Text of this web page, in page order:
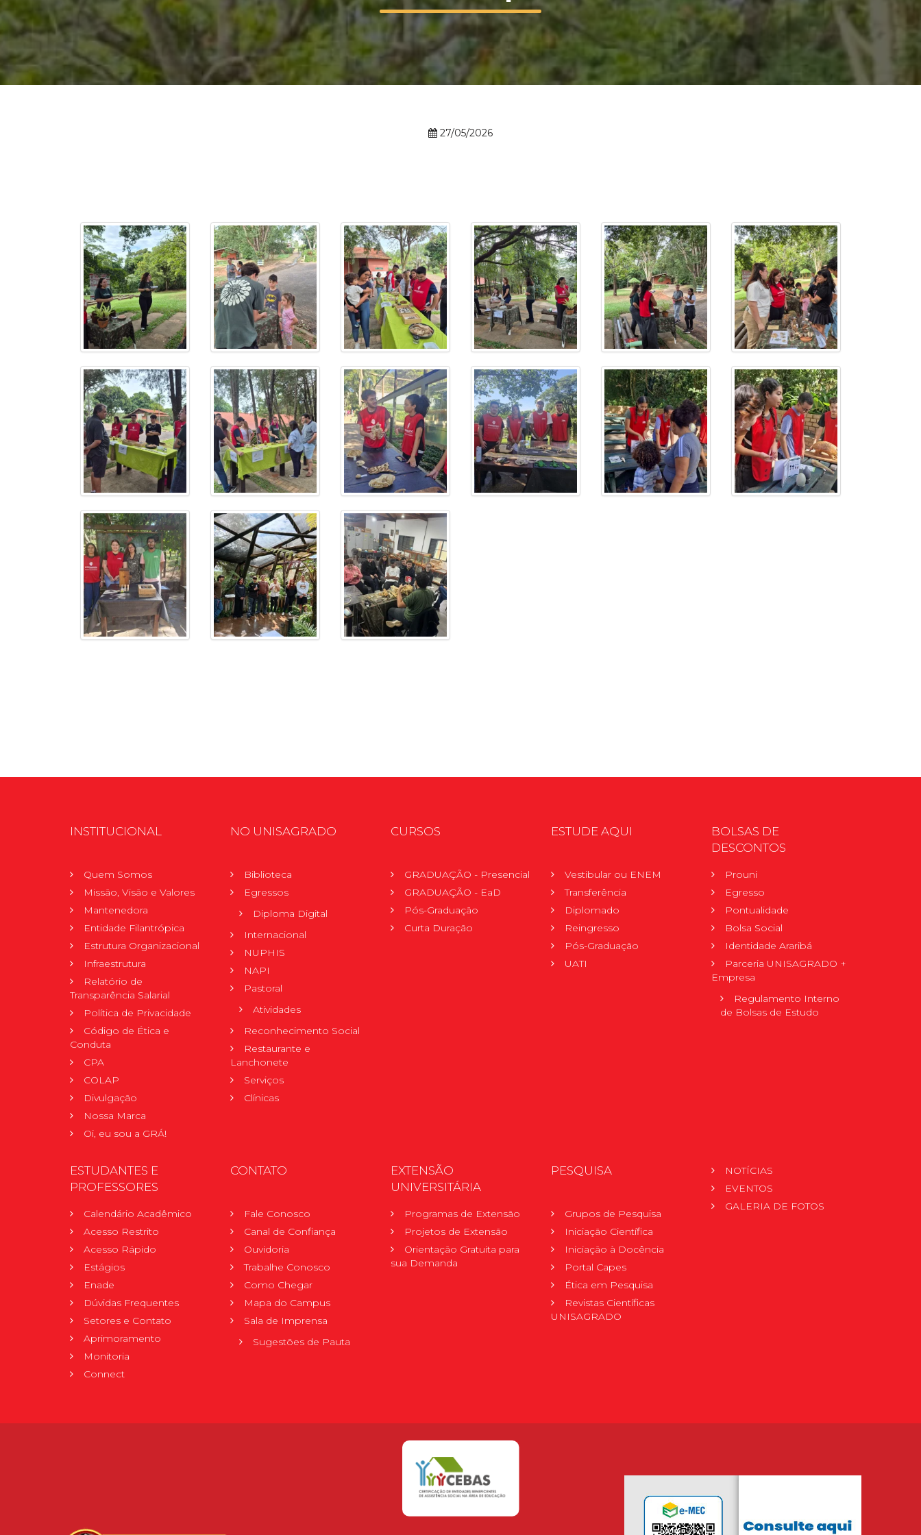
2ª Graduação Calendário acadêmico
27/05/2026
INSTITUCIONAL
Quem Somos
Missão, Visão e Valores
Mantenedora
Entidade Filantrópica
Estrutura Organizacional
Infraestrutura
Relatório de
Transparência Salarial
Política de Privacidade
Código de Ética e
Conduta
CPA
COLAP
Divulgação
Nossa Marca
Oi, eu sou a GRÁ!
NO UNISAGRADO
Biblioteca
Egressos
Diploma Digital
Internacional
NUPHIS
NAPI
Pastoral
Atividades
Reconhecimento Social
Restaurante e
Lanchonete
Serviços
Clínicas
CURSOS
GRADUAÇÃO - Presencial
GRADUAÇÃO - EaD
Pós-Graduação
Curta Duração
ESTUDE AQUI
Vestibular ou ENEM
Transferência
Diplomado
Reingresso
Pós-Graduação
UATI
BOLSAS DE
DESCONTOS
Prouni
Egresso
Pontualidade
Bolsa Social
Identidade Araribá
Parceria UNISAGRADO +
Empresa
Regulamento Interno
de Bolsas de Estudo
ESTUDANTES E
PROFESSORES
Calendário Acadêmico
Acesso Restrito
Acesso Rápido
Estágios
Enade
Dúvidas Frequentes
Setores e Contato
Aprimoramento
Monitoria
Connect
CONTATO
Fale Conosco
Canal de Confiança
Ouvidoria
Trabalhe Conosco
Como Chegar
Mapa do Campus
Sala de Imprensa
Sugestões de Pauta
EXTENSÃO
UNIVERSITÁRIA
Programas de Extensão
Projetos de Extensão
Orientação Gratuita para
sua Demanda
PESQUISA
Grupos de Pesquisa
Iniciação Científica
Iniciação à Docência
Portal Capes
Ética em Pesquisa
Revistas Científicas
UNISAGRADO
NOTÍCIAS
EVENTOS
GALERIA DE FOTOS